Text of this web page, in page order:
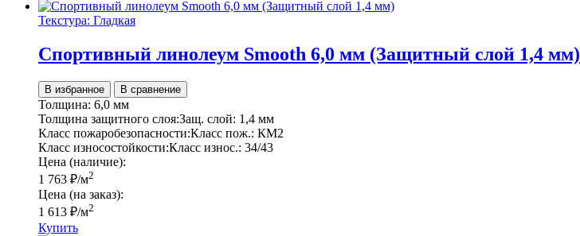
Текстура: Гладкая
Спортивный линолеум Smooth 6,0 мм (Защитный слой 1,4 мм)
В избранное В сравнение
Толщина: 6,0 мм
Толщина защитного слоя:Защ. слой: 1,4 мм
Класс пожаробезопасности:Класс пож.: КМ2
Класс износостойкости:Класс износ.: 34/43
Цена (наличие):
1 763 ₽/м2
Цена (на заказ):
1 613 ₽/м2
Купить